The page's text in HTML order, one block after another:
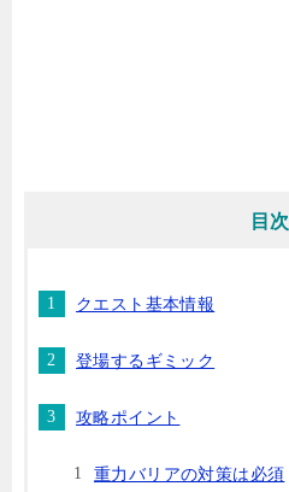
目次
クエスト基本情報
登場するギミック
攻略ポイント
重力バリアの対策は必須